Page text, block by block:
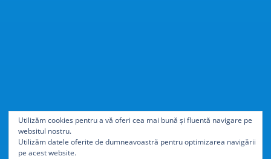
Cu40% mai ușordecât
aluminiul
Utilizăm cookies pentru a vă oferi cea mai bună și fluentă navigare pe
websitul nostru.
Utilizăm datele oferite de dumneavoastră pentru optimizarea navigării
pe acest website.